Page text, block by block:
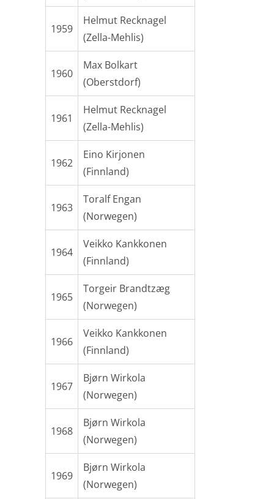
1959
Helmut Recknagel
(Zella-Mehlis)
1960
Max Bolkart
(Oberstdorf)
1961
Helmut Recknagel
(Zella-Mehlis)
1962
Eino Kirjonen
(Finnland)
1963
Toralf Engan
(Norwegen)
1964
Veikko Kankkonen
(Finnland)
1965
Torgeir Brandtzæg
(Norwegen)
1966
Veikko Kankkonen
(Finnland)
1967
Bjørn Wirkola
(Norwegen)
1968
Bjørn Wirkola
(Norwegen)
1969
Bjørn Wirkola
(Norwegen)